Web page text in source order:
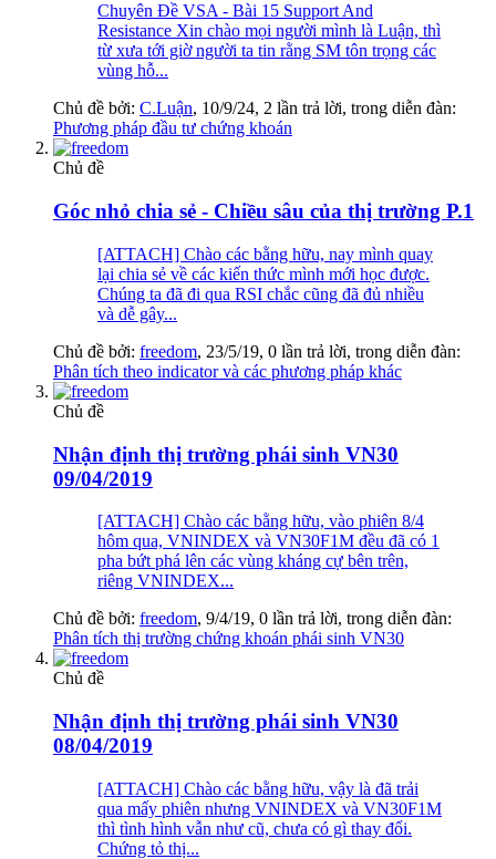
Chuyên Đề VSA - Bài 15 Support And
Resistance Xin chào mọi người mình là Luận, thì
từ xưa tới giờ người ta tin rằng SM tôn trọng các
vùng hỗ...
Chủ đề bởi: C.Luận, 10/9/24, 2 lần trả lời, trong diễn đàn:
Phương pháp đầu tư chứng khoán
Chủ đề
Góc nhỏ chia sẻ - Chiều sâu của thị trường P.1
[ATTACH] Chào các bằng hữu, nay mình quay
lại chia sẻ về các kiến thức mình mới học được.
Chúng ta đã đi qua RSI chắc cũng đã đủ nhiều
và dễ gây...
Chủ đề bởi: freedom, 23/5/19, 0 lần trả lời, trong diễn đàn:
Phân tích theo indicator và các phương pháp khác
Chủ đề
Nhận định thị trường phái sinh VN30
09/04/2019
[ATTACH] Chào các bằng hữu, vào phiên 8/4
hôm qua, VNINDEX và VN30F1M đều đã có 1
pha bứt phá lên các vùng kháng cự bên trên,
riêng VNINDEX...
Chủ đề bởi: freedom, 9/4/19, 0 lần trả lời, trong diễn đàn:
Phân tích thị trường chứng khoán phái sinh VN30
Chủ đề
Nhận định thị trường phái sinh VN30
08/04/2019
[ATTACH] Chào các bằng hữu, vậy là đã trải
qua mấy phiên nhưng VNINDEX và VN30F1M
thì tình hình vẫn như cũ, chưa có gì thay đổi.
Chứng tỏ thị...